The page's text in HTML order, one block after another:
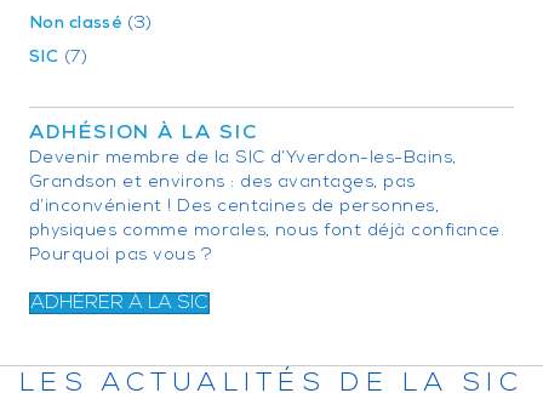
Non classé (3)
SIC (7)
ADHÉSION À LA SIC
Devenir membre de la SIC d’Yverdon-les-Bains,
Grandson et environs : des avantages, pas
d’inconvénient ! Des centaines de personnes,
physiques comme morales, nous font déjà confiance.
Pourquoi pas vous ?
ADHÉRER À LA SIC
LES ACTUALITÉS DE LA SIC